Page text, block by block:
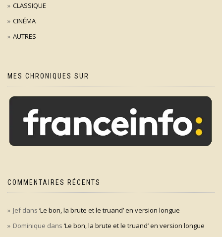
CLASSIQUE
CINÉMA
AUTRES
MES CHRONIQUES SUR
COMMENTAIRES RÉCENTS
Jefdans ‘Le bon, la brute et le truand’ en version longue
Dominique dans ‘Le bon, la brute et le truand’ en version longue